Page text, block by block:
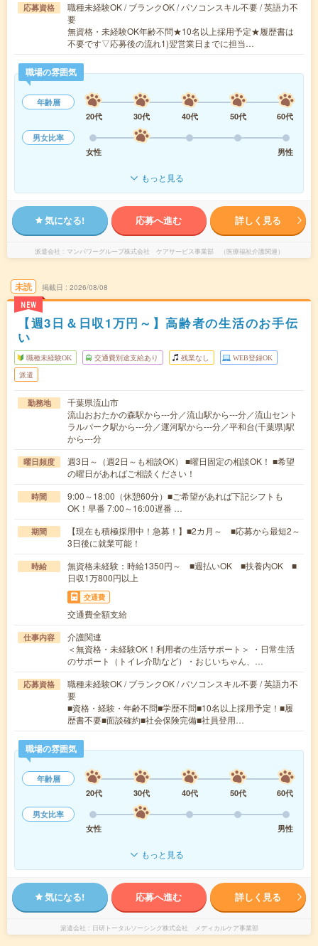
応募資格
職種未経験OK / ブランクOK / パソコンスキル不要 / 英語力不
要
無資格・未経験OK年齢不問★10名以上採用予定★履歴書は
不要です▽応募後の流れ1)翌営業日までに担当…
職場の雰囲気
年齢層
20代
30代 40代 50代
60代
男女比率
女性
男性
もっと見る
気になる! 応募へ進む 詳しく見る
派遣会社 マンパワーグループ株式会社 ケアサービス事業部 （医療福祉介護関連）
未読
NEW
掲載日 2026/08/08
【週3日＆日収1万円～】高齢者の生活のお手伝
い
職種未経験OK 交通費別途支給あり 残業なし WEB登録OK
派遣
勤務地
千葉県流山市
流山おおたかの森駅から---分／流山駅から---分／流山セント
ラルパーク駅から---分／運河駅から---分／平和台(千葉県)駅
から---分
曜日頻度
週3日～（週2日～も相談OK） ■曜日固定の相談OK！ ■希望
の曜日があればご相談ください！
時間
9:00～18:00（休憩60分）■ご希望があれば下記シフトも
OK！早番 7:00～16:00遅番 …
期間
【現在も積極採用中！急募！】■2カ月～ ■応募から最短2～
3日後に就業可能！
時給
無資格未経験：時給1350円～ ■週払いOK ■扶養内OK ■
日収1万800円以上
交通費
交通費全額支給
仕事内容
介護関連
＜無資格・未経験OK！利用者の生活サポート＞ ・日常生活
のサポート（トイレ介助など）・おじいちゃん、…
応募資格
職種未経験OK / ブランクOK / パソコンスキル不要 / 英語力不
要
■資格・経験・年齢不問■学歴不問■10名以上採用予定！■履
歴書不要■面談確約■社会保険完備■社員登用…
職場の雰囲気
年齢層
20代
30代 40代 50代
60代
男女比率
女性
男性
もっと見る
気になる! 応募へ進む 詳しく見る
派遣会社 日研トータルソーシング株式会社 メディカルケア事業部